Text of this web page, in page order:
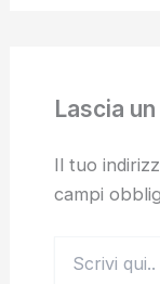
Lascia
Il tuo
campi
qui..